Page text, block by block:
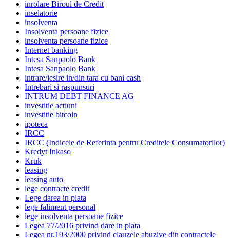
inrolare Biroul de Credit
inselatorie
insolventa
Insolventa persoane fizice
insolventa persoane fizice
Internet banking
Intesa Sanpaolo Bank
Intesa Sanpaolo Bank
intrare/iesire in/din tara cu bani cash
Intrebari si raspunsuri
INTRUM DEBT FINANCE AG
investitie actiuni
investitie bitcoin
ipoteca
IRCC
IRCC (Indicele de Referinta pentru Creditele Consumatorilor)
Kredyt Inkaso
Kruk
leasing
leasing auto
lege contracte credit
Lege darea in plata
lege faliment personal
lege insolventa persoane fizice
Legea 77/2016 privind dare in plata
Legea nr.193/2000 privind clauzele abuzive din contractele